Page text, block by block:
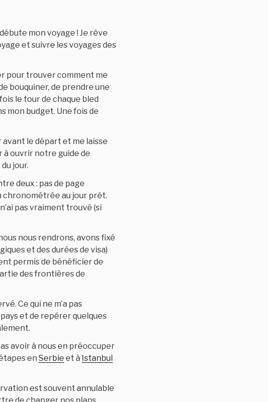
mon voyage ! Je rêve
et suivre les voyages des
pour trouver comment me
bouquiner, de prendre une
le tour de chaque bled
mon budget. Une fois de
avant le départ et me laisse
à ouvrir notre guide de
jour.
deux : pas de page
chronométrée au jour prêt.
pas vraiment trouvé (si
nous rendrons, avons fixé
et des durées de visa)
permis de bénéficier de
des frontières de
Ce qui ne m’a pas
et de repérer quelques
avoir à nous en préoccuper
en Serbie et à Istanbul
est souvent annulable